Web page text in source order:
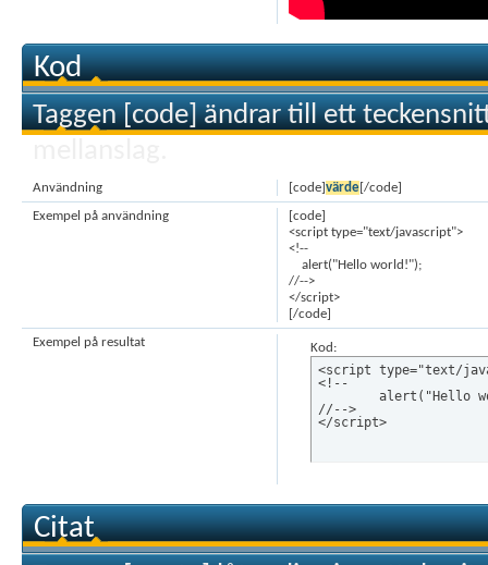
Kod
Taggen [code] ändrar till ett
[code]värde[/code]
Användning
[code]
<script type="text/javascript">
<!--
alert("Hello world!");
//-->
</script>
[/code]
Exempel på användning
Kod:
<script type="text/
<!--
//-->
</script>
Exempel på resultat
Citat